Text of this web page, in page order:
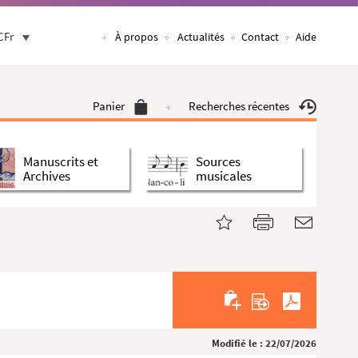
À propos Actualités Contact Aide
Panier Recherches récentes
Manuscrits et
Archives
Sources
musicales
Modifié le : 22/07/2026